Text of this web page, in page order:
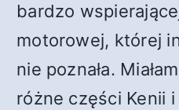
bardzo
motorowej, której
nie poznała.
różne części Kenii